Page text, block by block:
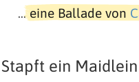
…eine Ballade von
Stapft ein